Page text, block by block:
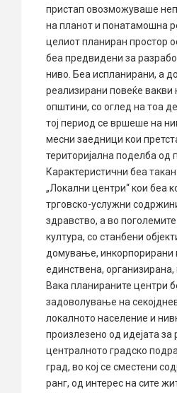
пристап овозможуваше
на планот и понатамошна
целиот планиран простор
беа предвидени за
ниво. Беа испланирани, а
реализирани повеќе вакви
општини, со оглед на тоа
тој период се вршеше на
месни заедници кои
територијална поделба од
Карактеристични беа
„Локални центри“ кои беа
трговско-услужни
здравство, а во
култура, со станбени
домување, инкорпорирани
единствена, организирана,
Вака планираните центри
задоволување на
локалното население и
произлезено од идејата за
централното градско
град, во кој се сместени
ранг, од интерес на сите